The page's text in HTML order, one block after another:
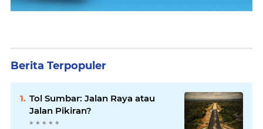
Berita Terpopuler
Tol Sumbar: Jalan Raya atau
Jalan Pikiran?